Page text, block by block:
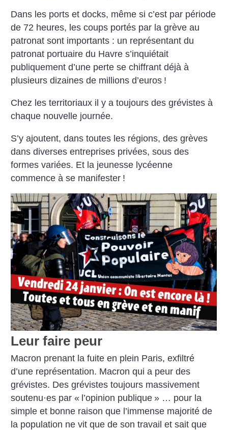
Dans les ports et docks, même si c’est par période
de 72 heures, les coups portés par la grève au
patronat sont importants : un représentant du
patronat portuaire du Havre s’inquiétait
publiquement d’une perte se chiffrant déjà à
plusieurs dizaines de millions d’euros !
Chez les territoriaux il y a toujours des grévistes à
chaque nouvelle journée.
S’y ajoutent, dans toutes les régions, des grèves
dans diverses entreprises privées, sous des
formes variées. Et la jeunesse lycéenne
commence à se manifester !
Leur faire peur
Macron prenant la fuite en plein Paris, exfiltré
d’une représentation. Macron qui a peur des
grévistes. Des grévistes toujours massivement
soutenu·es par « l’opinion publique » … pour la
simple et bonne raison que l’immense majorité de
la population ne vit que de son travail et sait que